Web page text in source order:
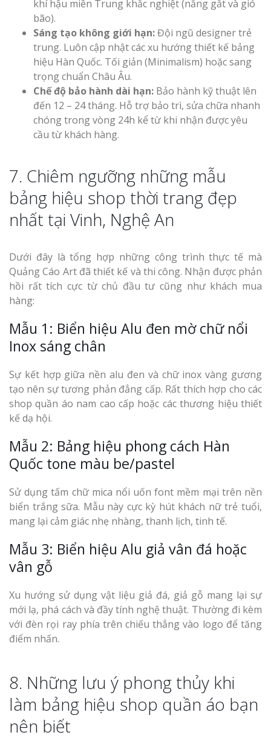
khí hậu miền Trung khắc nghiệt (nắng gắt và gió
bão).
Sáng tạo không giới hạn:Đội ngũ designer trẻ
trung. Luôn cập nhật các xu hướng thiết kế bảng
hiệu Hàn Quốc. Tối giản (Minimalism) hoặc sang
trọng chuẩn Châu Âu.
Chế độ bảo hành dài hạn: Bảo hành kỹ thuật lên
đến 12 – 24 tháng. Hỗ trợ bảo trì, sửa chữa nhanh
chóng trong vòng 24h kể từ khi nhận được yêu
cầu từ khách hàng.
7. Chiêm ngưỡng những mẫu
bảng hiệu shop thời trang đẹp
nhất tại Vinh, Nghệ An
Dưới đây là tổng hợp những công trình thực tế mà
Quảng Cáo Art đã thiết kế và thi công. Nhận được phản
hồi rất tích cực từ chủ đầu tư cũng như khách mua
hàng:
Mẫu 1: Biển hiệu Alu đen mờ chữ nổi
Inox sáng chân
Sự kết hợp giữa nền alu đen và chữ inox vàng gương
tạo nên sự tương phản đẳng cấp. Rất thích hợp cho các
shop quần áo nam cao cấp hoặc các thương hiệu thiết
kế dạ hội.
Mẫu 2: Bảng hiệu phong cách Hàn
Quốc tone màu be/pastel
Sử dụng tấm chữ mica nổi uốn font mềm mại trên nền
biển trắng sữa. Mẫu này cực kỳ hút khách nữ trẻ tuổi,
mang lại cảm giác nhẹ nhàng, thanh lịch, tinh tế.
Mẫu 3: Biển hiệu Alu giả vân đá hoặc
vân gỗ
Xu hướng sử dụng vật liệu giả đá, giả gỗ mang lại sự
mới lạ, phá cách và đầy tính nghệ thuật. Thường đi kèm
với đèn rọi ray phía trên chiếu thẳng vào logo để tăng
điểm nhấn.
8. Những lưu ý phong thủy khi
làm bảng hiệu shop quần áo bạn
nên biết